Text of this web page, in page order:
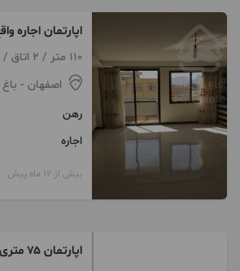
اپارتمان اجاره
غدیر110 متر / 2 اتاق / طبقه 3
اصفهان - باغ
رهن
اجاره
بیش از 12 ماه پیش